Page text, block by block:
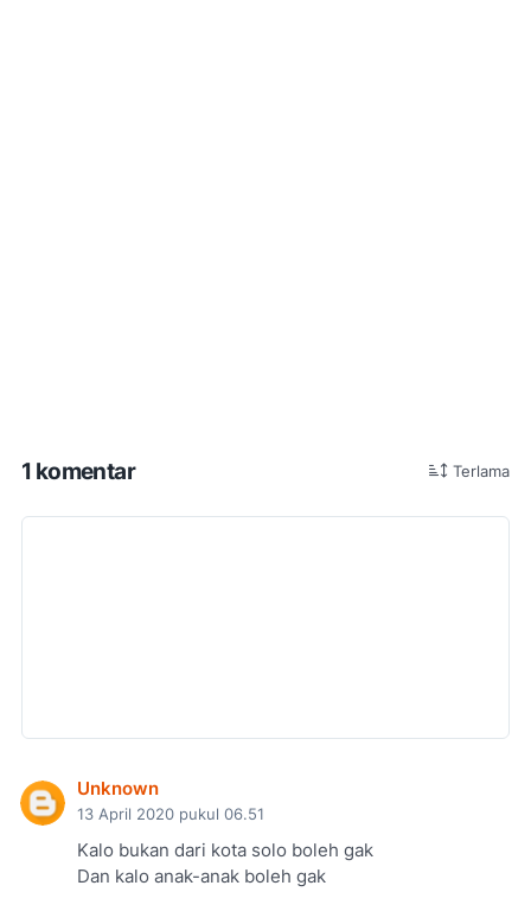
1 komentar Terlama
Unknown
13 April 2020 pukul 06.51
Kalo bukan dari kota solo boleh gak
Dan kalo anak-anak boleh gak